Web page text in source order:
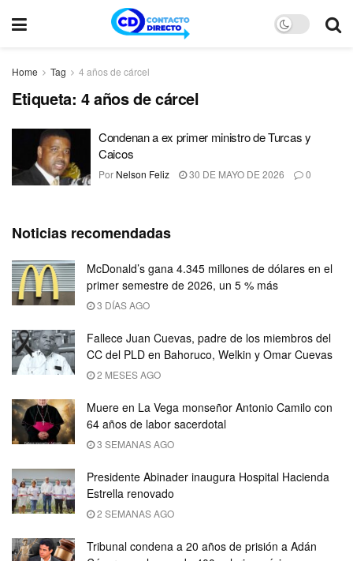
Home Tag 4 años de cárcel
Etiqueta: 4 años de cárcel
Condenan a ex primer ministro de Turcas y
Caicos
Por Nelson Feliz 30 DE MAYO DE 2026 0
Noticias recomendadas
McDonald’s gana 4.345 millones de dólares en el
primer semestre de 2026, un 5 % más
3 DÍAS AGO
Fallece Juan Cuevas, padre de los miembros del
CC del PLD en Bahoruco, Welkin y Omar Cuevas
2 MESES AGO
Muere en La Vega monseñor Antonio Camilo con
64 años de labor sacerdotal
3 SEMANAS AGO
Presidente Abinader inaugura Hospital Hacienda
Estrella renovado
2 SEMANAS AGO
Tribunal condena a 20 años de prisión a Adán